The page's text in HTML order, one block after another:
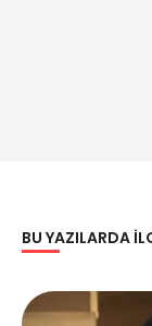
BU YAZILARDA